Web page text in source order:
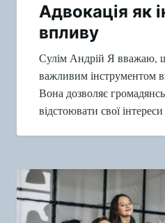
Адвокація як
впливу
Сулім Андрій Я вважаю,
важливим інструментом
Вона дозволяє
відстоювати свої